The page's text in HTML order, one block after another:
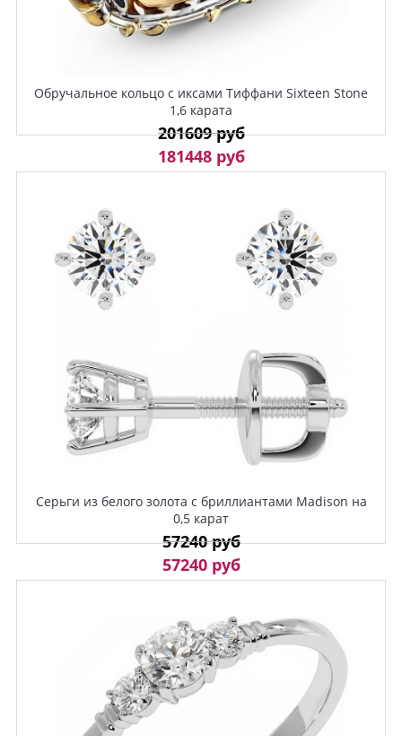
Обручальное кольцо с иксами Тиффани Sixteen Stone
1,6 карата
201609 руб
181448 руб
Серьги из белого золота с бриллиантами Madison на
0,5 карат
57240 руб
57240 руб